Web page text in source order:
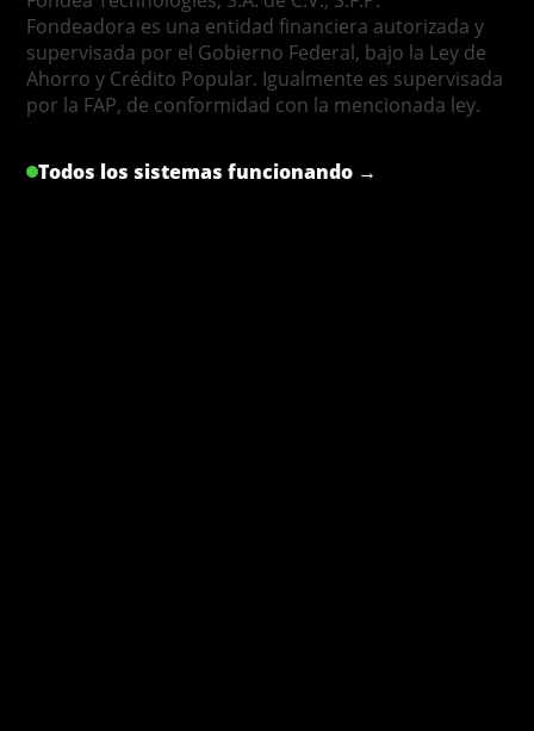
Fondeadora es una entidad financiera autorizada y
supervisada por el Gobierno Federal, bajo la Ley de
Ahorro y Crédito Popular. Igualmente es supervisada
por la FAP, de conformidad con la mencionada ley.
Todos los sistemas funcionando →